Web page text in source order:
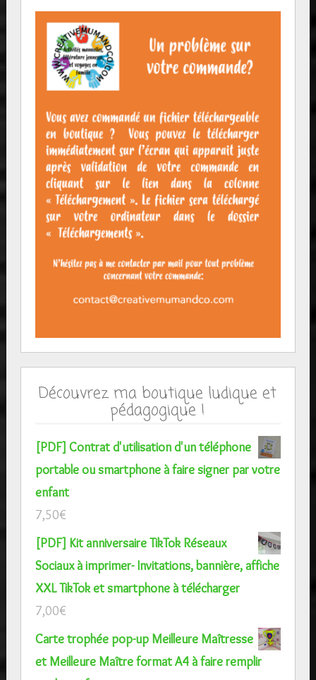
Découvrez ma boutique ludique et
pédagogique !
[PDF] Contrat d'utilisation d'un téléphone
portable ou smartphone à faire signer par votre
enfant
7,50€
[PDF] Kit anniversaire TikTok Réseaux
Sociaux à imprimer- Invitations, bannière, affiche
XXL TikTok et smartphone à télécharger
7,00€
Carte trophée pop-up Meilleure Maîtresse
et Meilleure Maître format A4 à faire remplir